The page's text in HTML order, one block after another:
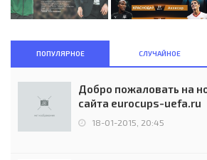
ПОПУЛЯРНОЕ СЛУЧАЙНОЕ
Добро пожаловать на
сайта eurocups-uefa.ru
18-01-2015, 20:45